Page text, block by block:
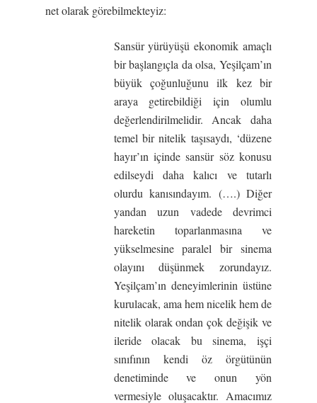
net olarak görebilmekteyiz:
Sansür yürüyüşü ekonomik amaçlı
bir başlangıçla da olsa, Yeşilçam’ın
büyük çoğunluğunu ilk kez bir
araya getirebildiği için olumlu
değerlendirilmelidir. Ancak daha
temel bir nitelik taşısaydı, ‘düzene
hayır’ın içinde sansür söz konusu
edilseydi daha kalıcı ve tutarlı
olurdu kanısındayım. (….) Diğer
yandan uzun vadede devrimci
hareketin toparlanmasına ve
yükselmesine paralel bir sinema
olayını düşünmek zorundayız.
Yeşilçam’ın deneyimlerinin üstüne
kurulacak, ama hem nicelik hem de
nitelik olarak ondan çok değişik ve
ileride olacak bu sinema, işçi
sınıfının kendi öz örgütünün
denetiminde ve onun yön
vermesiyle oluşacaktır. Amacımız